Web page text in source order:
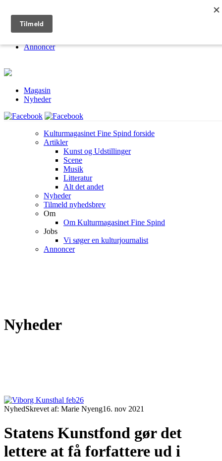
Om
Annoncer
Magasin
Nyheder
Kulturmagasinet Fine Spind forside
Artikler
Kunst og Udstillinger
Scene
Musik
Litteratur
Alt det andet
Nyheder
Tilmeld nyhedsbrev
Om
Om Kulturmagasinet Fine Spind
Jobs
Vi søger en kulturjournalist
Annoncer
Nyheder
NyhedSkrevet af: Marie Nyeng16. nov 2021
Statens Kunstfond gør det
lettere at få forfattere ud i